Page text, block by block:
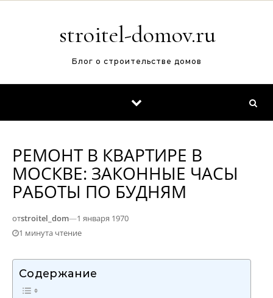
stroitel-domov.ru
Блог о строительстве домов
РЕМОНТ В КВАРТИРЕ В
МОСКВЕ: ЗАКОННЫЕ ЧАСЫ
РАБОТЫ ПО БУДНЯМ
отstroitel_dom—1 января 1970
1 минута чтение
Содержание